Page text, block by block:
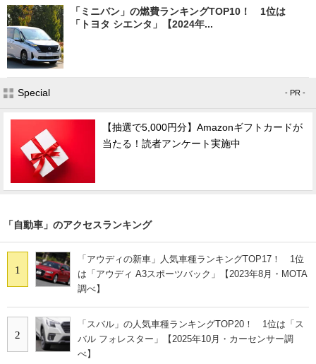
「ミニバン」の燃費ランキングTOP10！ 1位は
「トヨタ シエンタ」【2024年...
Special - PR -
【抽選で5,000円分】Amazonギフトカードが
当たる！読者アンケート実施中
「自動車」のアクセスランキング
1
「アウディの新車」人気車種ランキングTOP17！ 1位
は「アウディ A3スポーツバック」【2023年8月・MOTA
調べ】
2
「スバル」の人気車種ランキングTOP20！ 1位は「ス
バル フォレスター」【2025年10月・カーセンサー調
べ】